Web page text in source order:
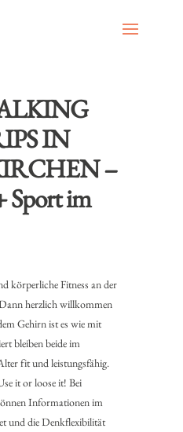
IN
–
im
körperliche Fitness an der
herzlich willkommen
Gehirn ist es wie mit
bleiben beide im
fit und leistungsfähig.
it or loose it! Bei
Informationen im
und die Denkflexibilität